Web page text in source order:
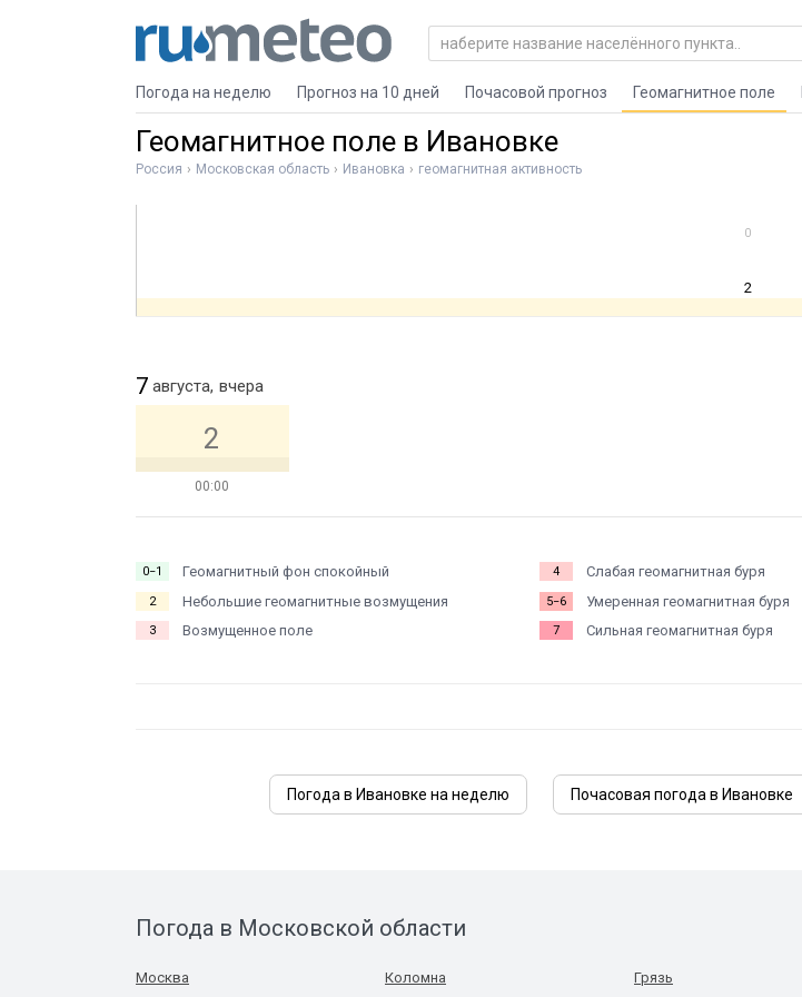
Погода на неделю Прогноз на 10 дней Почасовой прогноз Геомагнитное поле
Геомагнитное поле в Ивановке
Россия Московская область Ивановка геомагнитная активность
0
2
7 августа, вчера
00:00
2
0−1 Геомагнитный фон спокойный
2 Небольшие геомагнитные возмущения
3 Возмущенное поле
4 Слабая геомагнитная буря
5−6 Умеренная геомагнитная буря
7 Сильная геомагнитная буря
Погода в Ивановке на неделю Почасовая погода в Ивановке
Погода в Московской области
Москва Коломна Грязь